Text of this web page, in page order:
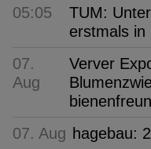
05:05
TUM:
erstmals in
07.
Aug
Verver
07. Aug hagebau: